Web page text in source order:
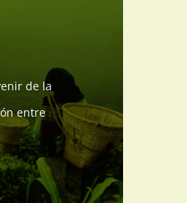
de la
entre